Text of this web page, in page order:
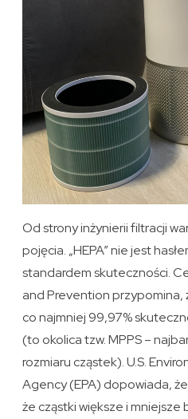
Od strony inżynierii filtracji
pojęcia. „HEPA” nie jest
standardem skuteczności.
and Prevention przypomina,
co najmniej 99,97%
(to okolica tzw. MPPS –
rozmiaru cząstek). U.S.
Agency (EPA) dopowiada,
że cząstki większe i